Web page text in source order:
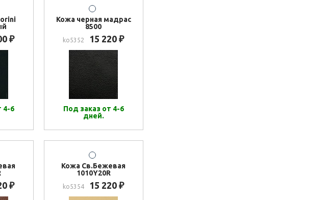
₽
4-6
Кожа черная мадрас
8500
ko5352 15 220 ₽
Под заказ от 4-6
дней.
₽
Кожа Св.Бежевая
1010Y20R
ko5354 15 220 ₽